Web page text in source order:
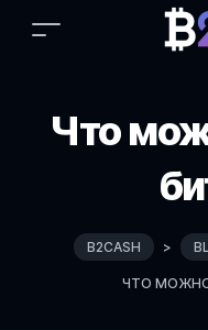
Что
B2CASH >
ЧТО МОЖНО